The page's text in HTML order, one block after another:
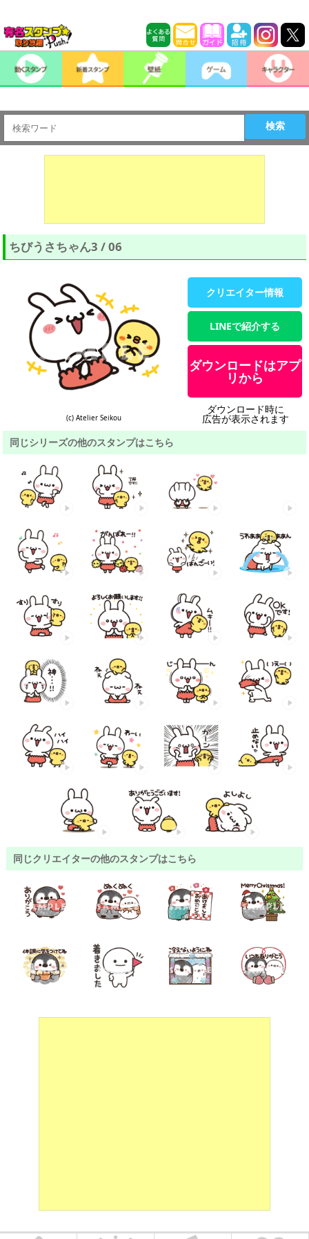
検索
ちびうさちゃん3 / 06
(c) Atelier Seikou
クリエイター情報
LINEで紹介する
ダウンロードはアプ
リから
ダウンロード時に
広告が表示されます
同じシリーズの他のスタンプはこちら
同じクリエイターの他のスタンプはこちら